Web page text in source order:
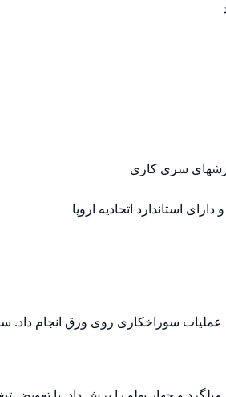
سری کاری
استاندارد اتحادیه اروپا
سوراخکاری روی ورق انجام داد.